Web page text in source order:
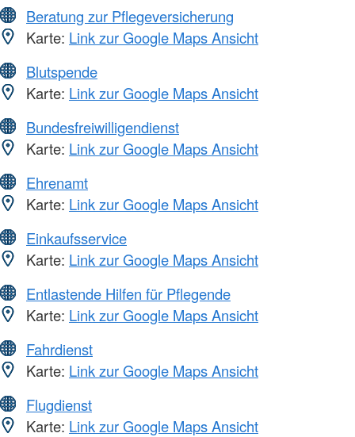
Beratung zur Pflegeversicherung
Karte: Link zur Google Maps Ansicht
Blutspende
Karte: Link zur Google Maps Ansicht
Bundesfreiwilligendienst
Karte: Link zur Google Maps Ansicht
Ehrenamt
Karte: Link zur Google Maps Ansicht
Einkaufsservice
Karte: Link zur Google Maps Ansicht
Entlastende Hilfen für Pflegende
Karte: Link zur Google Maps Ansicht
Fahrdienst
Karte: Link zur Google Maps Ansicht
Flugdienst
Karte: Link zur Google Maps Ansicht